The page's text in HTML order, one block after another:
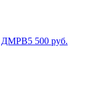
ДМРВ5 500 руб.